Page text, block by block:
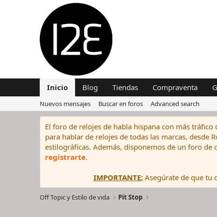
Inicio Blog Tiendas Compraventa
Nuevos mensajes Buscar en foros Advanced search
El foro de relojes de habla hispana con más
para hablar de relojes de todas las marcas, desde
estilográficas. Además, disponemos de un foro
registrarte.
IMPORTANTE:Asegúrate de que tu
Off Topic y Estilo de vida Pit Stop